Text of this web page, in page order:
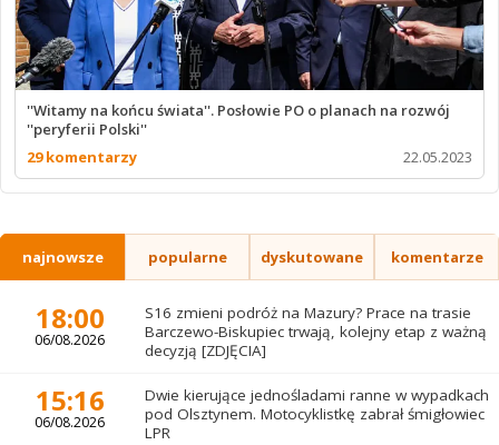
''Witamy na końcu świata''. Posłowie PO o planach na rozwój
''peryferii Polski''
29 komentarzy
22.05.2023
najnowsze popularne dyskutowane komentarze
18:00
06/08.2026
S16 zmieni podróż na Mazury? Prace na trasie
Barczewo-Biskupiec trwają, kolejny etap z ważną
decyzją [ZDJĘCIA]
15:16
06/08.2026
Dwie kierujące jednośladami ranne w wypadkach
pod Olsztynem. Motocyklistkę zabrał śmigłowiec
LPR